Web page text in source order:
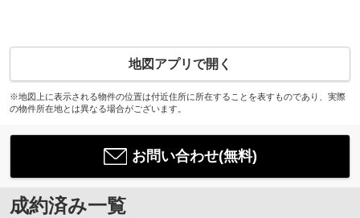
地図アプリで開く
※地図上に表示される物件の位置は付近住所に所在することを表すものであり、実際
の物件所在地とは異なる場合がございます。
お問い合わせ(無料)
成約済み一覧